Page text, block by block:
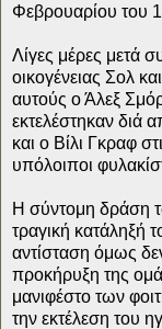
Φεβρουαρίου του
Λίγες μέρες μετά
οικογένειας Σολ
αυτούς ο Άλεξ
εκτελέστηκαν διά
και ο Βίλι Γκραφ
υπόλοιποι
Η σύντομη δράση
τραγική κατάληξή
αντίσταση όμως
προκήρυξη της
μανιφέστο των
την εκτέλεση του